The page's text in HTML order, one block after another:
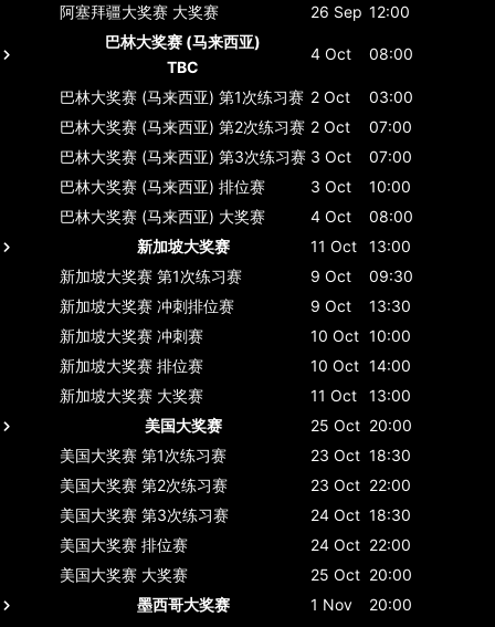
阿塞拜疆大奖赛 大奖赛 26 Sep 12:00
巴林大奖赛 (马来西亚)
TBC
4 Oct 08:00
巴林大奖赛 (马来西亚) 第1次练习赛 2 Oct
03:00
巴林大奖赛 (马来西亚) 第2次练习赛 2 Oct
07:00
巴林大奖赛 (马来西亚) 第3次练习赛 3 Oct
07:00
巴林大奖赛 (马来西亚) 排位赛 3 Oct
10:00
巴林大奖赛 (马来西亚) 大奖赛 4 Oct
08:00
新加坡大奖赛
11 Oct
13:00
新加坡大奖赛 第1次练习赛 9 Oct
09:30
新加坡大奖赛 冲刺排位赛 9 Oct
13:30
新加坡大奖赛 冲刺赛 10 Oct 10:00
新加坡大奖赛 排位赛 10 Oct 14:00
新加坡大奖赛 大奖赛 11 Oct
13:00
美国大奖赛
25 Oct 20:00
美国大奖赛 第1次练习赛 23 Oct 18:30
美国大奖赛 第2次练习赛 23 Oct 22:00
美国大奖赛 第3次练习赛 24 Oct 18:30
美国大奖赛 排位赛 24 Oct 22:00
美国大奖赛 大奖赛 25 Oct 20:00
墨西哥大奖赛
1 Nov
20:00